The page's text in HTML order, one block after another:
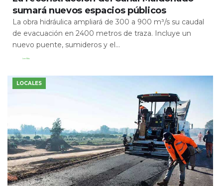
sumará nuevos espacios públicos
La obra hidráulica ampliará de 300 a 900 m³/s su caudal
de evacuación en 2400 metros de traza. Incluye un
nuevo puente, sumideros y el...
Leer Más
LOCALES